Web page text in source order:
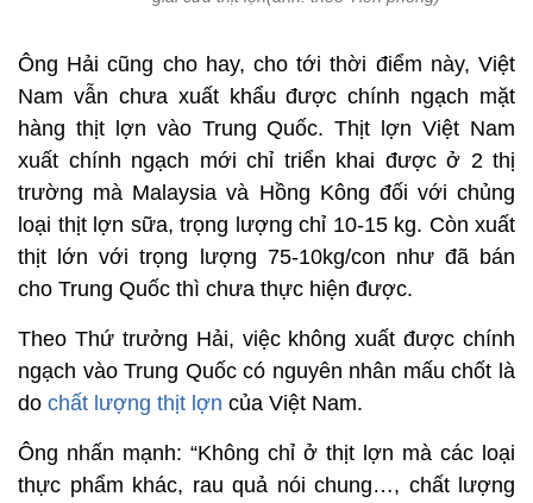
Ông Hải cũng cho hay, cho tới thời điểm này, Việt
Nam vẫn chưa xuất khẩu được chính ngạch mặt
hàng thịt lợn vào Trung Quốc. Thịt lợn Việt Nam
xuất chính ngạch mới chỉ triển khai được ở 2 thị
trường mà Malaysia và Hồng Kông đối với chủng
loại thịt lợn sữa, trọng lượng chỉ 10-15 kg. Còn xuất
thịt lớn với trọng lượng 75-10kg/con như đã bán
cho Trung Quốc thì chưa thực hiện được.
Theo Thứ trưởng Hải, việc không xuất được chính
ngạch vào Trung Quốc có nguyên nhân mấu chốt là
do chất lượng thịt lợn của Việt Nam.
Ông nhấn mạnh: “Không chỉ ở thịt lợn mà các loại
thực phẩm khác, rau quả nói chung…, chất lượng